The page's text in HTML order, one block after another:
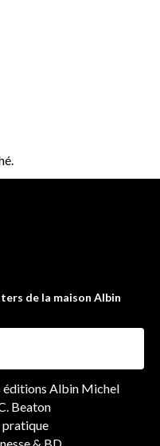
de la maison Albin
éditions Albin Michel
Beaton
pratique